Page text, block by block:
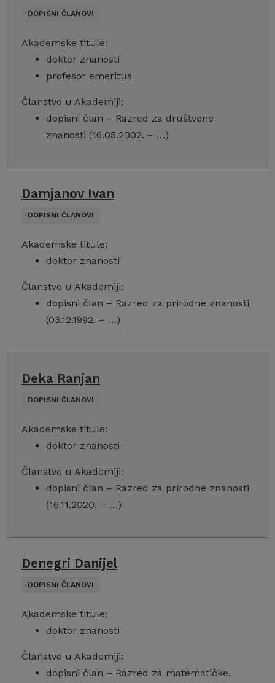
DOPISNI ČLANOVI
Akademske titule:
doktor znanosti
profesor emeritus
Članstvo u Akademiji:
dopisni član – Razred za društvene
znanosti (16.05.2002. – …)
Damjanov Ivan
DOPISNI ČLANOVI
Akademske titule:
doktor znanosti
Članstvo u Akademiji:
dopisni član – Razred za prirodne znanosti
(03.12.1992. – …)
Deka Ranjan
DOPISNI ČLANOVI
Akademske titule:
doktor znanosti
Članstvo u Akademiji:
dopisni član – Razred za prirodne znanosti
(16.11.2020. – …)
Denegri Danijel
DOPISNI ČLANOVI
Akademske titule:
doktor znanosti
Članstvo u Akademiji:
dopisni član – Razred za matematičke,